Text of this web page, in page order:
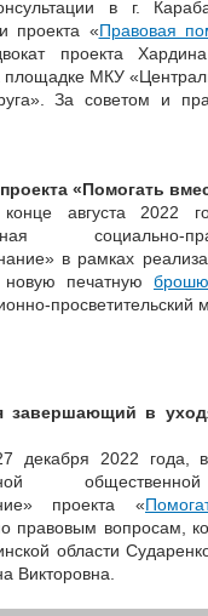
в г.
проекта «Правовая
проекта
площадке МКУ
За советом и
«Помогать
августа 2022
социально-
в рамках
новую печатную
просветительский
завершающий в
декабря 2022 года,
проекта «
правовым вопросам,
области
Викторовна.